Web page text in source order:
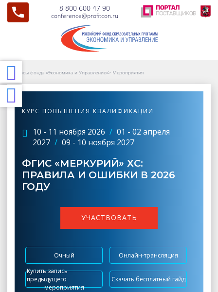
8 800 600 47 90
conference@profitcon.ru
Курсы фонда «Экономика и Управление»> Мероприятия
КУРС ПОВЫШЕНИЯ КВАЛИФИКАЦИИ
10 - 11 ноября 2026 / 01 - 02 апреля
2027 / 09 - 10 ноября 2027
ФГИС «МЕРКУРИЙ» ХС:
ПРАВИЛА И ОШИБКИ В 2026
ГОДУ
УЧАСТВОВАТЬ
Очный
Онлайн-трансляция
Купить запись
предыдущего
мероприятия
Скачать бесплатный гайд